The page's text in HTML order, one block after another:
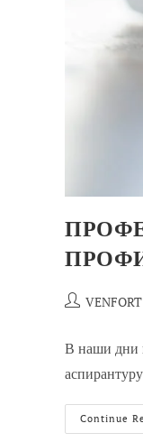
АвторVENFORT
В наши дни
Continue